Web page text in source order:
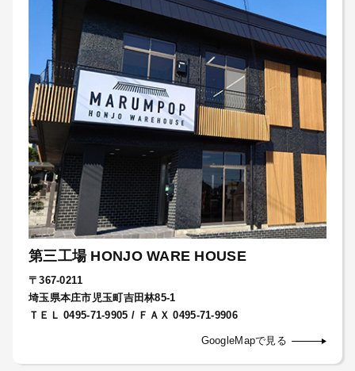
第三工場 HONJO WARE HOUSE
〒367-0211
埼玉県本庄市児玉町吉田林85-1
ＴＥＬ 0495-71-9905 / ＦＡＸ 0495-71-9906
GoogleMapで見る